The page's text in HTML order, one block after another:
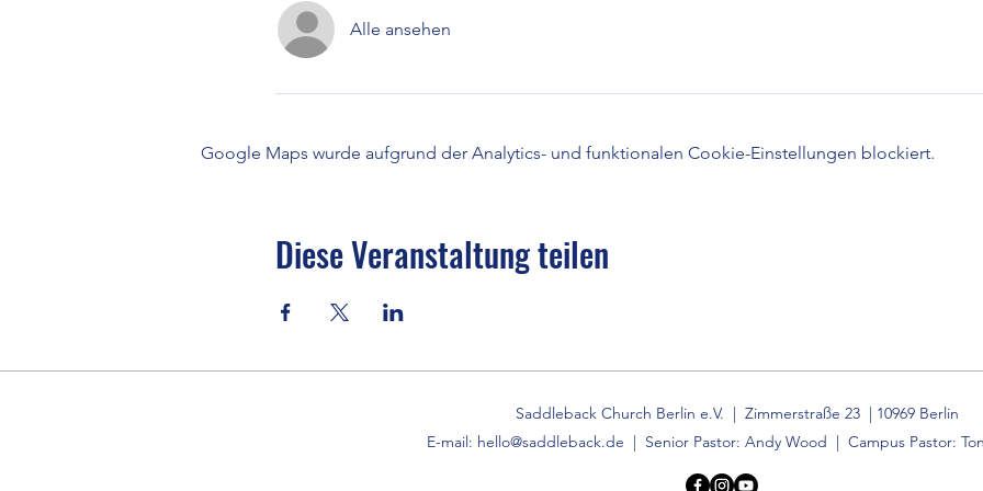
Alle ansehen
Google Maps wurde aufgrund der Analytics- und funktionalen Cookie-Einstellungen blockiert.
Diese Veranstaltung teilen
Saddleback Church Berlin e.V. | Zimmerstraße 23 | 10969 Berlin
E-mail: hello@saddleback.de | Senior Pastor: Andy Wood | Campus Pastor: